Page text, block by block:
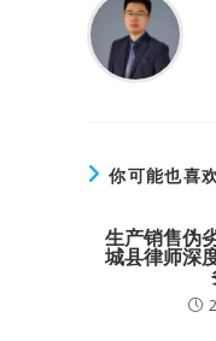
你可能也喜
生产销售伪
城县律师深